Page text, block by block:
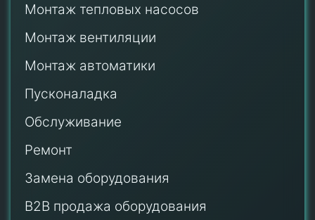
Монтаж тепловых насосов
Монтаж вентиляции
Монтаж автоматики
Пусконаладка
Обслуживание
Ремонт
Замена оборудования
B2B продажа оборудования